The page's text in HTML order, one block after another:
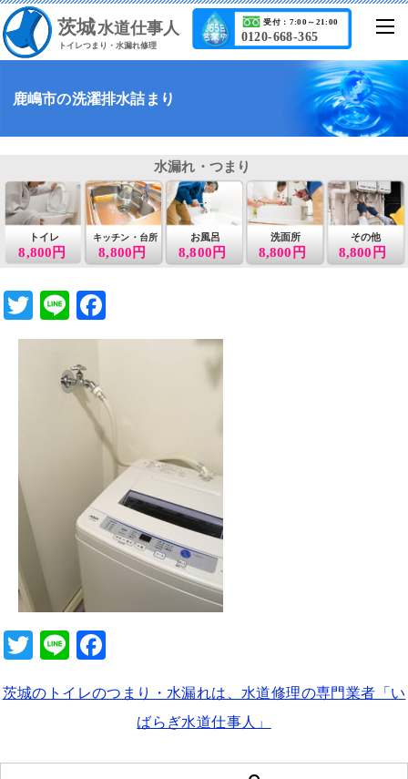
茨城水道仕事人
トイレつまり・水漏れ修理
0120-668-365
受付：7:00～21:00
鹿嶋市の洗濯排水詰まり
8,800円
トイレ
8,800円
キッチン・台所 お風呂
8,800円
洗面所
8,800円
その他
8,800円
水漏れ・つまり
T
wi
Li
n
e
a
e
b
o
o
k
T
tt
Li
e c
b
茨城のトイレのつまり・水漏れは、水道修理の専門業者「い
ばらぎ水道仕事人」